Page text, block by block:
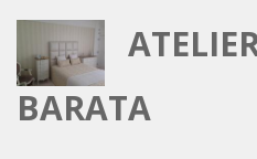
BARATA